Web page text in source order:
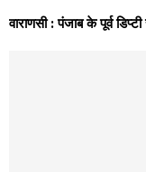
वाराणसी : पंजाब के पूर्व